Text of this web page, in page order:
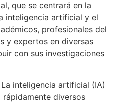
que se centrará en la
inteligencia artificial y el
profesionales del
y expertos en diversas
con sus investigaciones
La inteligencia artificial (IA)
diversos